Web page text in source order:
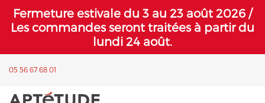
Fermeture estivale du 3 au 23 août 2026 /
Les commandes seront traitées à partir du
lundi 24 août.
05 56 67 68 01